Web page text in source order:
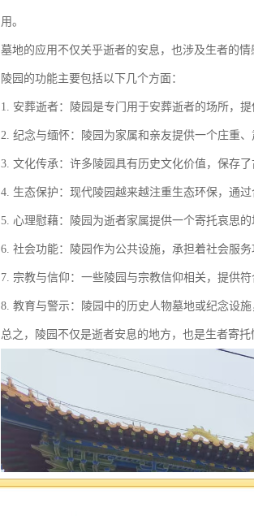
用。
墓地的应用不仅关乎逝者的安息，也涉及生者的
陵园的功能主要包括以下几个方面：
1. 安葬逝者：陵园是专门用于安葬逝者的场所，
2. 纪念与缅怀：陵园为家属和亲友提供一个庄重
3. 文化传承：许多陵园具有历史文化价值，保存
4. 生态保护：现代陵园越来越注重生态环保，通
5. 心理慰藉：陵园为逝者家属提供一个寄托哀思
6. 社会功能：陵园作为公共设施，承担着社会服
7. 宗教与信仰：一些陵园与宗教信仰相关，提供
8. 教育与警示：陵园中的历史人物墓地或纪念设
总之，陵园不仅是逝者安息的地方，也是生者寄